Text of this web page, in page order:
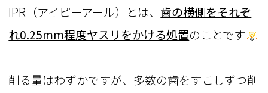
IPR（アイピーアール）とは、 歯の横側をそれぞ
れ0.25mm程度ヤスリをかける処置のことです
削る量はわずかですが、多数の歯をすこしずつ削